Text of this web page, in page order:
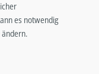
es notwendig